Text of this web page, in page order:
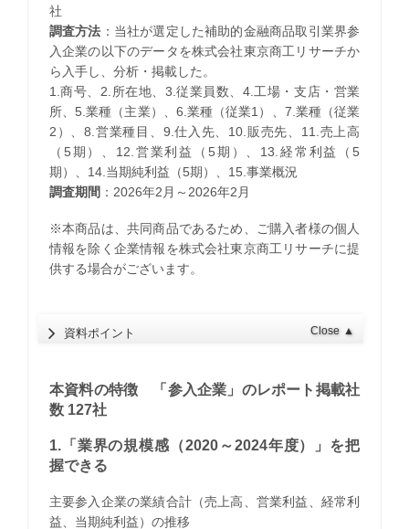
社
調査方法 ：当社が選定した補助的金融商品取引業界参
入企業の以下のデータを株式会社東京商工リサーチか
ら入手し、分析・掲載した。
1.商号、2.所在地、3.従業員数、4.工場・支店・営業
所、5.業種（主業）、6.業種（従業1）、7.業種（従業
2）、8.営業種目、9.仕入先、10.販売先、11.売上高
（5期）、12.営業利益（5期）、13.経常利益（5
期）、14.当期純利益（5期）、15.事業概況
調査期間 ：2026年2月～2026年2月
※本商品は、共同商品であるため、ご購入者様の個人
情報を除く企業情報を株式会社東京商工リサーチに提
供する場合がございます。
資料ポイント Close ▲
本資料の特徴 「参入企業」のレポート掲載社
数 127社
1.「業界の規模感（2020～2024年度）」を把
握できる
主要参入企業の業績合計（売上高、営業利益、経常利
益、当期純利益）の推移